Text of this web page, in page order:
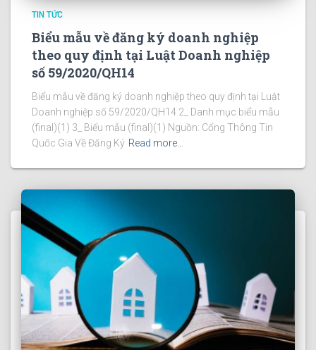
TIN TỨC
Biểu mẫu về đăng ký doanh nghiệp
theo quy định tại Luật Doanh nghiệp
số 59/2020/QH14
Biểu mẫu về đăng ký doanh nghiệp theo quy định tại Luật
Doanh nghiệp số 59/2020/QH14 2_ Danh mục biểu mẫu
(final)(1) 3_ Biểu mẫu (final)(1) Nguồn: Cổng Thông Tin
Quốc Gia Về Đăng Ký Read more…